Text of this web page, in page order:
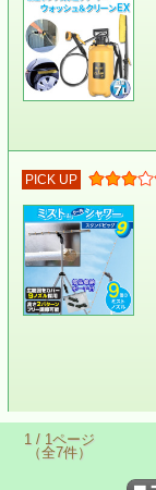
PICK UP
1 / 1ページ
（全7件）